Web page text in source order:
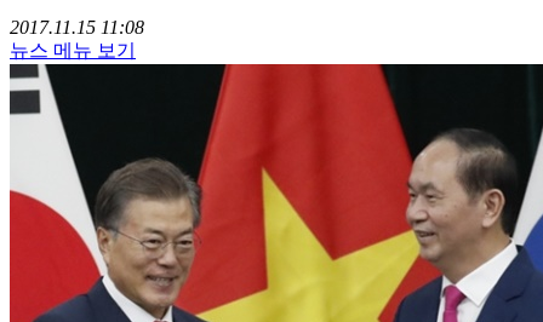
2017.11.15 11:08
뉴스 메뉴 보기